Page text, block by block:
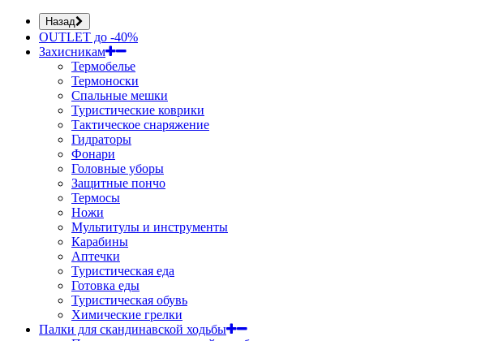
Назад
OUTLET до -40%
Захисникам
Термобелье
Термоноски
Спальные мешки
Туристические коврики
Тактическое снаряжение
Гидраторы
Фонари
Головные уборы
Защитные пончо
Термосы
Ножи
Мультитулы и инструменты
Карабины
Аптечки
Туристическая еда
Готовка еды
Туристическая обувь
Химические грелки
Палки для скандинавской ходьбы